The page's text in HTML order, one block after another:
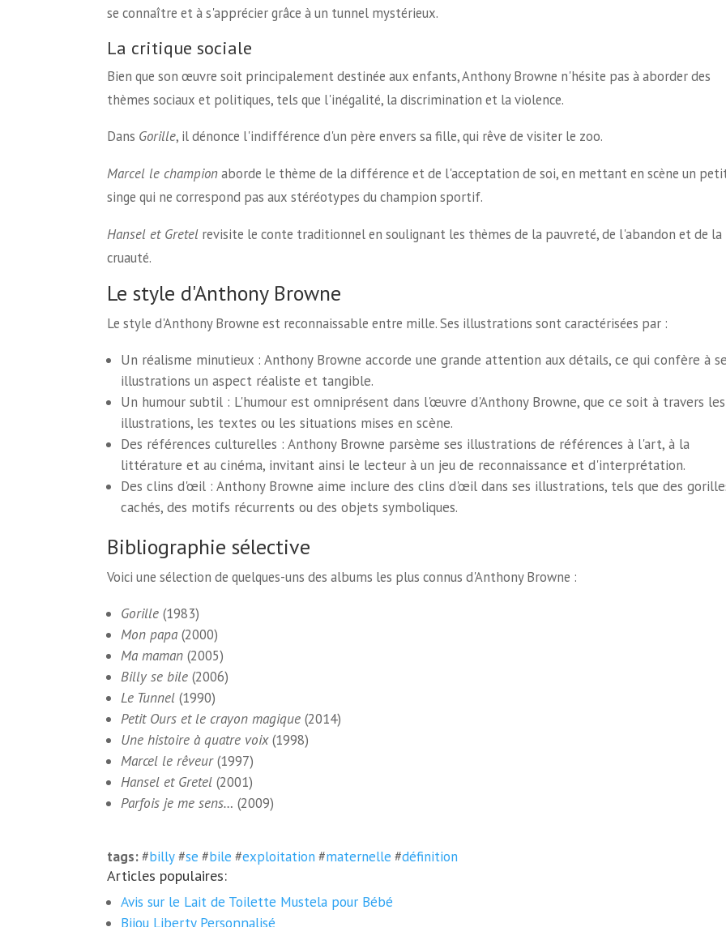
se connaître et à s'apprécier grâce à un tunnel mystérieux.
La critique sociale
Bien que son œuvre soit principalement destinée aux enfants, Anthony Browne n'hésite pas à aborder des
thèmes sociaux et politiques, tels que l'inégalité, la discrimination et la violence.
Dans Gorille, il dénonce l'indifférence d'un père envers sa fille, qui rêve de visiter le zoo.
Marcel le championaborde le thème de la différence et de l'acceptation de soi, en mettant en scène un
singe qui ne correspond pas aux stéréotypes du champion sportif.
Hansel et Gretel revisite le conte traditionnel en soulignant les thèmes de la pauvreté, de l'abandon et de la
cruauté.
Le style d'Anthony Browne
Le style d'Anthony Browne est reconnaissable entre mille. Ses illustrations sont caractérisées par :
Un réalisme minutieux : Anthony Browne accorde une grande attention aux détails, ce qui confère à
illustrations un aspect réaliste et tangible.
Un humour subtil : L'humour est omniprésent dans l'œuvre d'Anthony Browne, que ce soit à travers les
illustrations, les textes ou les situations mises en scène.
Des références culturelles : Anthony Browne parsème ses illustrations de références à l'art, à la
littérature et au cinéma, invitant ainsi le lecteur à un jeu de reconnaissance et d'interprétation.
Des clins d'œil : Anthony Browne aime inclure des clins d'œil dans ses illustrations, tels que des
cachés, des motifs récurrents ou des objets symboliques.
Bibliographie sélective
Voici une sélection de quelques-uns des albums les plus connus d'Anthony Browne :
Gorille(1983)
Mon papa(2000)
Ma maman(2005)
Billy se bile(2006)
Le Tunnel(1990)
Petit Ours et le crayon magique(2014)
Une histoire à quatre voix(1998)
Marcel le rêveur(1997)
Hansel et Gretel(2001)
Parfois je me sens… (2009)
tags:#billy#se #bile #exploitation #maternelle #définition
Articles populaires:
Avis sur le Lait de Toilette Mustela pour Bébé
Bijou Liberty Personnalisé